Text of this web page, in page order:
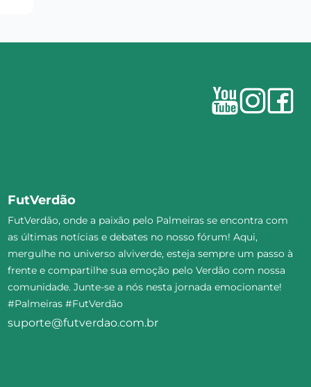
FutVerdão
FutVerdão, onde a paixão pelo Palmeiras se encontra com
as últimas notícias e debates no nosso fórum! Aqui,
mergulhe no universo alviverde, esteja sempre um passo à
frente e compartilhe sua emoção pelo Verdão com nossa
comunidade. Junte-se a nós nesta jornada emocionante!
#Palmeiras #FutVerdão
suporte@futverdao.com.br